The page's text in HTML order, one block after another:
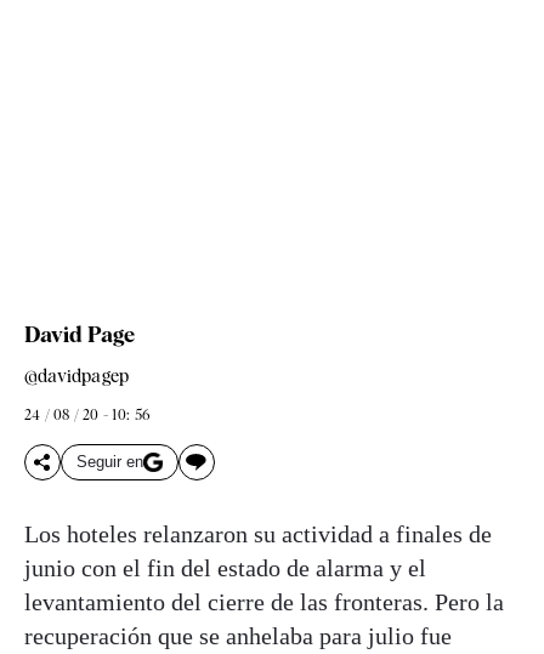
David Page
@davidpagep
24 / 08 / 20 - 10: 56
Seguir en
Los hoteles relanzaron su actividad a finales de
junio con el fin del estado de alarma y el
levantamiento del cierre de las fronteras. Pero la
recuperación que se anhelaba para julio fue